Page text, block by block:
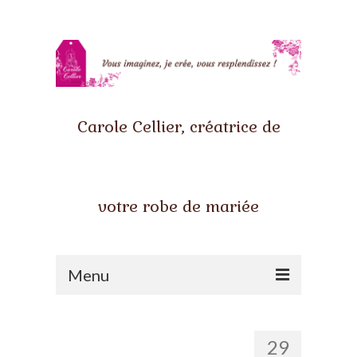
Carole Cellier, créatrice de
votre robe de mariée
Menu
29